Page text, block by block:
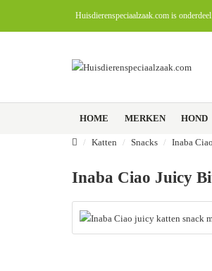
Huisdierenspeciaalzaak.com is
HOME MERKEN HOND
Katten Snacks Inaba Ciao
Inaba Ciao Juicy